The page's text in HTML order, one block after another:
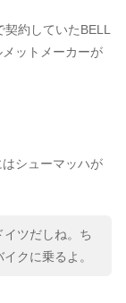
契約していたBELL
ットメーカーが
シューマッハが
ツだしね。ち
クに乗るよ。